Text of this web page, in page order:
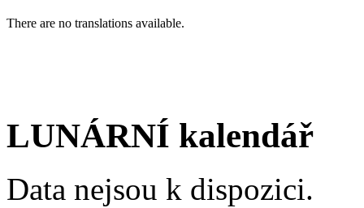
There are no translations available.
LUNÁRNÍ kalendář
Data nejsou k dispozici.